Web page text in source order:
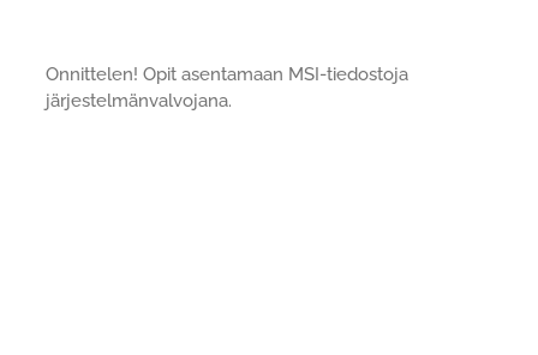
Onnittelen! Opit asentamaan MSI-tiedostoja
järjestelmänvalvojana.